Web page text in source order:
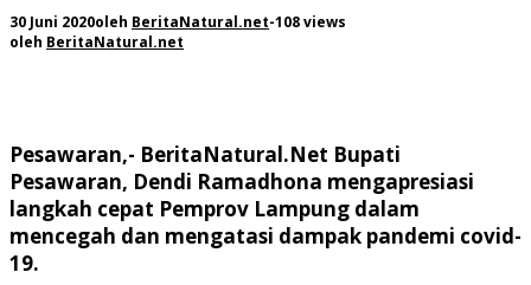
30 Juni 2020oleh BeritaNatural.net-108 views
oleh BeritaNatural.net
Pesawaran,- BeritaNatural.Net Bupati
Pesawaran, Dendi Ramadhona mengapresiasi
langkah cepat Pemprov Lampung dalam
mencegah dan mengatasi dampak pandemi covid-
19.